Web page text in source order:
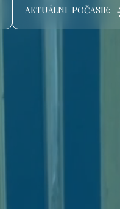
AKTUÁLNE POČASIE: